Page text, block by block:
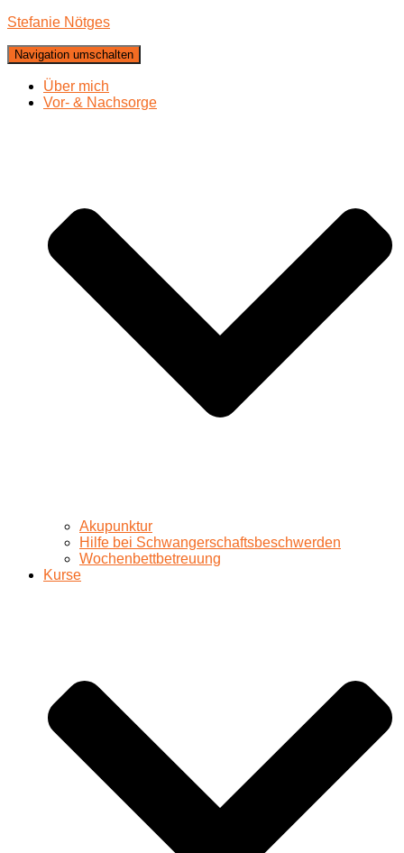
Stefanie Nötges
Navigation umschalten
Über mich
Vor- & Nachsorge
Akupunktur
Hilfe bei Schwangerschaftsbeschwerden
Wochenbettbetreuung
Kurse